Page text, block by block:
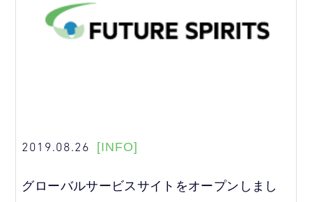
2019.08.26 [INFO]
グローバルサービスサイトをオープンしまし